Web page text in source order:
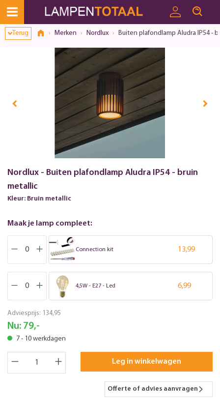
Terug Merken Nordlux Buiten plafondlamp Aludra IP54 -
Nordlux - Buiten plafondlamp Aludra IP54 - bruin
metallic
Kleur: Bruin metallic
Maak je lamp compleet:
Connection kit 13,99
4,5W - E27 - Led 6,99
Adviesprijs: 134,95
Nu: 79,-
7 - 10 werkdagen
Leg in winkelwagen
Offerte of advies aanvragen